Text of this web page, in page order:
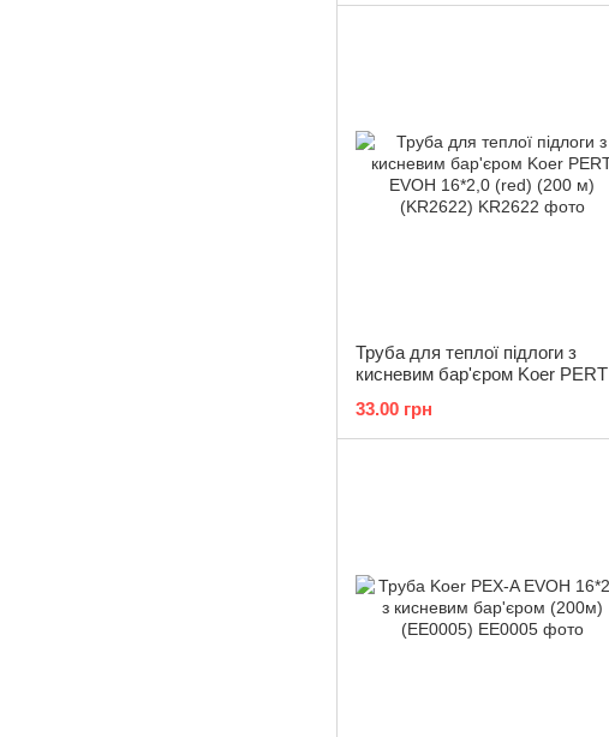
Труба для теплої підлоги з
кисневим бар'єром Koer PERT
(KR2622)
33.00 грн